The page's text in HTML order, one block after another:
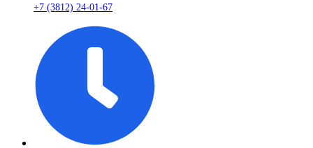
+7 (3812) 24-01-67